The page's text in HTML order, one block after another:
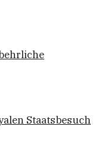
Staatsbesuch